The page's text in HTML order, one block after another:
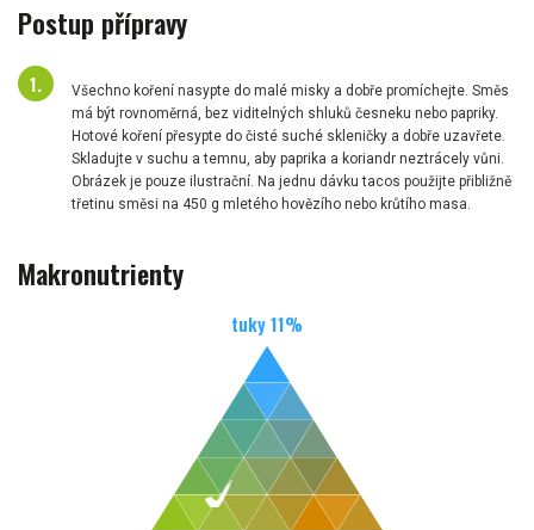
Postup přípravy
Všechno koření nasypte do malé misky a dobře promíchejte. Směs
má být rovnoměrná, bez viditelných shluků česneku nebo papriky.
Hotové koření přesypte do čisté suché skleničky a dobře uzavřete.
Skladujte v suchu a temnu, aby paprika a koriandr neztrácely vůni.
Obrázek je pouze ilustrační. Na jednu dávku tacos použijte přibližně
třetinu směsi na 450 g mletého hovězího nebo krůtího masa.
Makronutrienty
tuky11%